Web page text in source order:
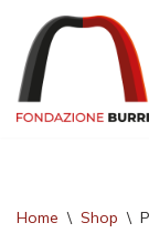
Vai
al
contenuto
Home \ Shop \